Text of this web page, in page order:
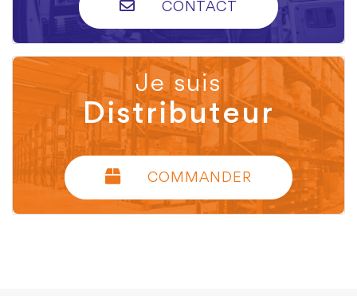
CONTACT
Je suis
Distributeur
COMMANDER